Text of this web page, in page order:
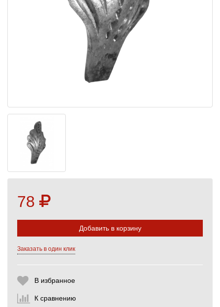
78
Выберите количество:
Продолжить
Добавить в корзину
Заказать в один клик
В избранное
К сравнению